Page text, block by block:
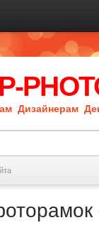
Дизайнерам